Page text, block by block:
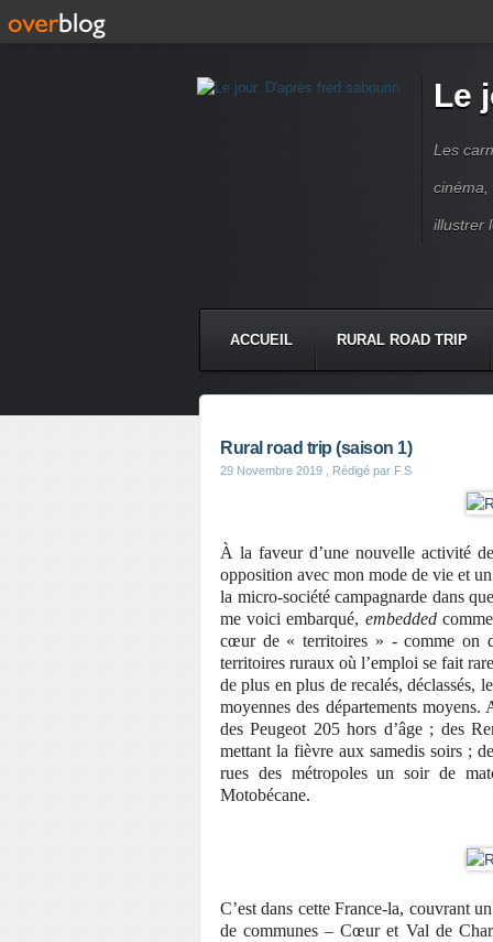
Le
Les
cinéma,
illustrer
ACCUEIL RURAL ROAD TRIP
Rural road trip (saison 1)
29 Novembre 2019 , Rédigé par F.S
À la faveur d’une nouvelle activité
opposition avec mon mode de vie et
la micro-société campagnarde dans
me voici embarqué, embedded
cœur de « territoires » - comme on
territoires ruraux où l’emploi se fait
de plus en plus de recalés, déclassés,
moyennes des départements
des Peugeot 205 hors d’âge ; des
mettant la fièvre aux samedis soirs ;
rues des métropoles un soir de
Motobécane.
C’est dans cette France-la, couvrant
de communes – Cœur et Val de